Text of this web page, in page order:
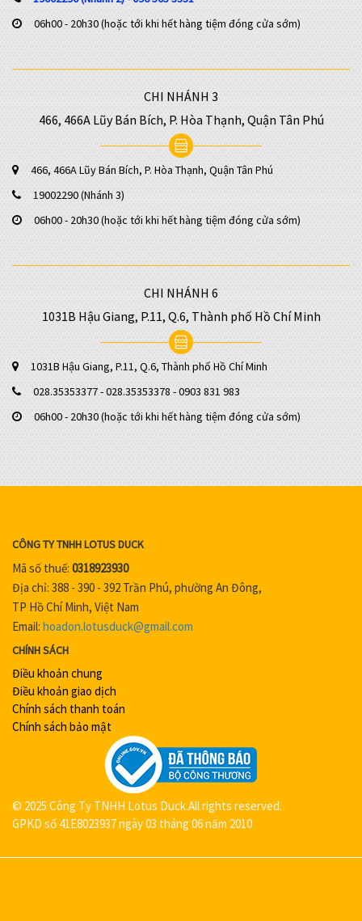
06h00 - 20h30 (hoặc tới khi hết hàng tiệm đóng cửa sớm)
CHI NHÁNH 3
466, 466A Lũy Bán Bích, P. Hòa Thạnh, Quận Tân Phú
466, 466A Lũy Bán Bích, P. Hòa Thạnh, Quận Tân Phú
19002290 (Nhánh 3)
06h00 - 20h30 (hoặc tới khi hết hàng tiệm đóng cửa sớm)
CHI NHÁNH 6
1031B Hậu Giang, P.11, Q.6, Thành phố Hồ Chí Minh
1031B Hậu Giang, P.11, Q.6, Thành phố Hồ Chí Minh
028.35353377 - 028.35353378 - 0903 831 983
06h00 - 20h30 (hoặc tới khi hết hàng tiệm đóng cửa sớm)
CÔNG TY TNHH LOTUS DUCK
Mã số thuế: 0318923930
Địa chỉ: 388 - 390 - 392 Trần Phú, phường An Đông,
TP Hồ Chí Minh, Việt Nam
Email: hoadon.lotusduck@gmail.com
CHÍNH SÁCH
Điều khoản chung
Điều khoản giao dịch
Chính sách thanh toán
Chính sách bảo mật
© 2025 Công Ty TNHH Lotus Duck.All rights reserved.
GPKD số 41E8023937 ngày 03 tháng 06 năm 2010